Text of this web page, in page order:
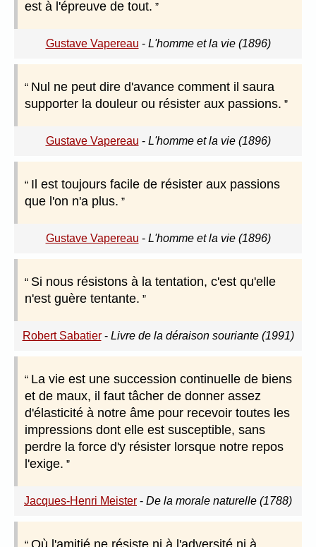
est à l'épreuve de tout.
Gustave Vapereau - L'homme et la vie (1896)
Nul ne peut dire d'avance comment il saura
supporter la douleur ou résister aux passions.
Gustave Vapereau - L'homme et la vie (1896)
Il est toujours facile de résister aux passions
que l'on n'a plus.
Gustave Vapereau - L'homme et la vie (1896)
Si nous résistons à la tentation, c'est qu'elle
n'est guère tentante.
Robert Sabatier- Livre de la déraison souriante (1991)
La vie est une succession continuelle de biens
et de maux, il faut tâcher de donner assez
d'élasticité à notre âme pour recevoir toutes les
impressions dont elle est susceptible, sans
perdre la force d'y résister lorsque notre repos
l'exige.
Jacques-Henri Meister - De la morale naturelle (1788)